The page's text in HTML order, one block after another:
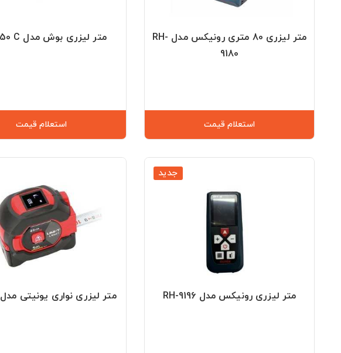
متر لیزری 80 متری رونیکس مدل RH-
9180
استعلام قیمت
متر لیزری بوش مدل GLM 50 C
استعلام قیمت
جدید
متر لیزری رونیکس مدل RH-9196 متر لیزری نواری یونیتی مدل LM40T